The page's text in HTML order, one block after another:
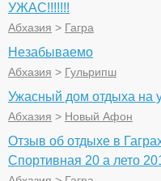
УЖАС!!!!!!!
Абхазия > Гагра
Незабываемо
Абхазия > Гульрипш
Ужасный дом отдыха
Абхазия > Новый Афон
Отзыв об отдыхе в
Спортивная 20 а лето